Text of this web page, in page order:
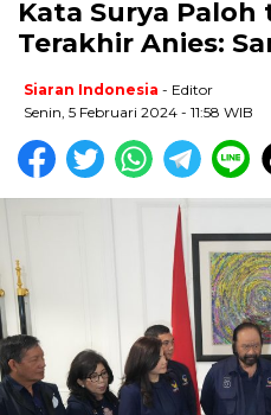
Kata Surya
Terakhir Anies:
Siaran Indonesia - Editor
Senin, 5 Februari 2024 - 11:58 WIB